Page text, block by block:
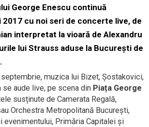
George Enescu continuă
cu noi seri de concerte live, de
interpretat la vioară de Alexandru
lui Strauss aduse la București de
muzica lui Bizet, Șostakovici,
aude live, pe scena din Piața George
susținute de Camerata Regală,
Orchestra Metropolitană București,
evenimentului, Primăria Capitalei și